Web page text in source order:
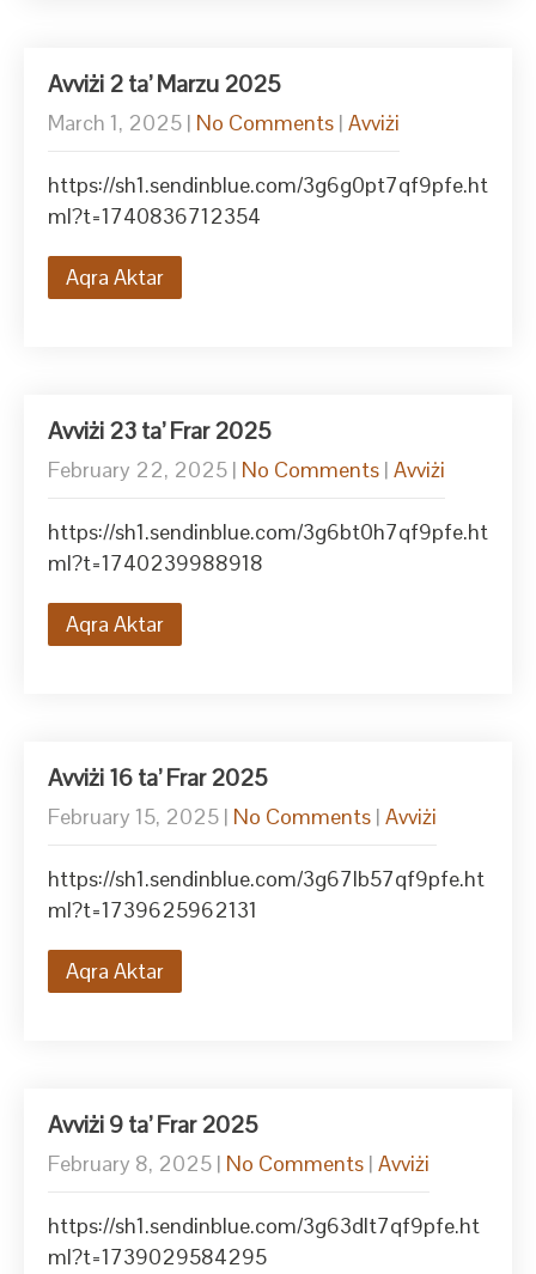
Avviżi 2 ta’ Marzu 2025
March 1, 2025 | No Comments | Avviżi
https://sh1.sendinblue.com/3g6g0pt7qf9pfe.ht
ml?t=1740836712354
Aqra Aktar
Avviżi 23 ta’ Frar 2025
February 22, 2025 | No Comments | Avviżi
https://sh1.sendinblue.com/3g6bt0h7qf9pfe.ht
ml?t=1740239988918
Aqra Aktar
Avviżi 16 ta’ Frar 2025
February 15, 2025 | No Comments | Avviżi
https://sh1.sendinblue.com/3g67lb57qf9pfe.ht
ml?t=1739625962131
Aqra Aktar
Avviżi 9 ta’ Frar 2025
February 8, 2025 | No Comments | Avviżi
https://sh1.sendinblue.com/3g63dlt7qf9pfe.ht
ml?t=1739029584295